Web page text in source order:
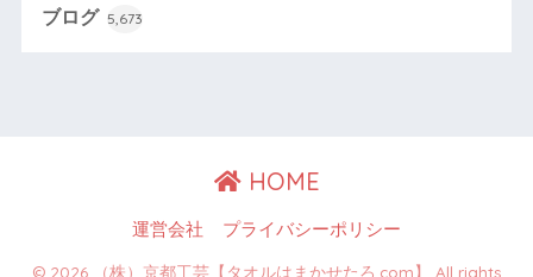
ブログ 5,673
HOME
運営会社 プライバシーポリシー
© 2026 （株）京都工芸【タオルはまかせたろ.com】 All rights